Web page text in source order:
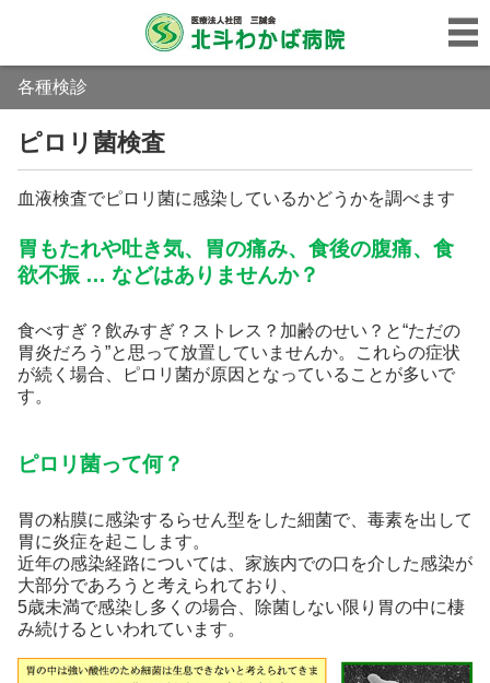
各種検診
ピロリ菌検査
血液検査でピロリ菌に感染しているかどうかを調べます
胃もたれや吐き気、胃の痛み、食後の腹痛、食
欲不振 … などはありませんか？
食べすぎ？飲みすぎ？ストレス？加齢のせい？と“ただの
胃炎だろう”と思って放置していませんか。これらの症状
が続く場合、ピロリ菌が原因となっていることが多いで
す。
ピロリ菌って何？
胃の粘膜に感染するらせん型をした細菌で、毒素を出して
胃に炎症を起こします。
近年の感染経路については、家族内での口を介した感染が
大部分であろうと考えられており、
5歳未満で感染し多くの場合、除菌しない限り胃の中に棲
み続けるといわれています。